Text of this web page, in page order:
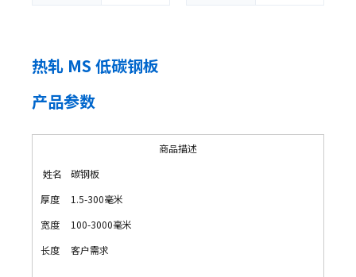
热轧 MS 低碳钢板
产品参数
商品描述
姓名
碳钢板
厚度
1.5-300毫米
宽度
100-3000毫米
长度
客户需求